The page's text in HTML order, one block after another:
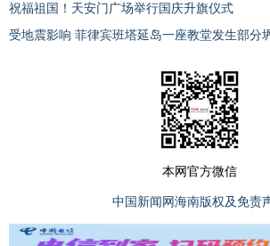
祝福祖国！天安门广场举行国庆升旗仪式
受地震影响 菲律宾班塔延岛一座教堂发生部分
本网官方微信
中国新闻网海南版权及免责